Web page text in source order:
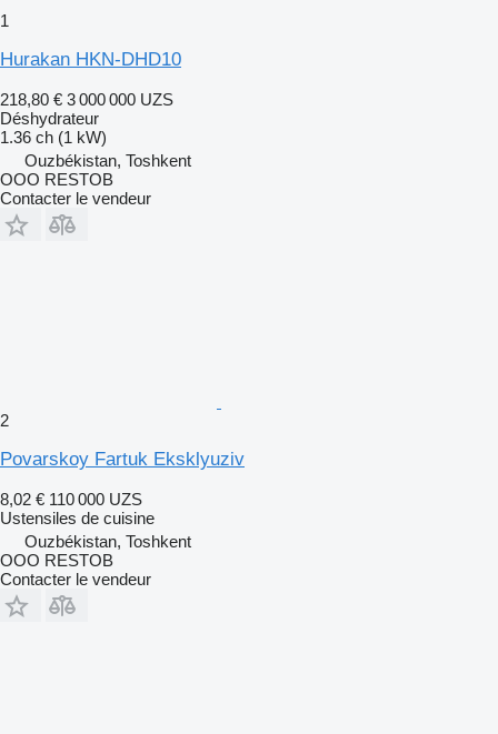
1
Hurakan HKN-DHD10
218,80 € 3 000 000 UZS
Déshydrateur
1.36 ch (1 kW)
Ouzbékistan, Toshkent
OOO RESTOB
Contacter le vendeur
2
Povarskoy Fartuk Eksklyuziv
8,02 € 110 000 UZS
Ustensiles de cuisine
Ouzbékistan, Toshkent
OOO RESTOB
Contacter le vendeur